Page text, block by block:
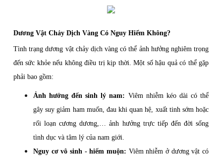
Dương Vật Chảy Dịch Vàng Có Nguy Hiểm Không?
Tình trạng dương vật chảy dịch vàng có thể ảnh hưởng nghiêm trọng
đến sức khỏe nếu không điều trị kịp thời. Một số hậu quả có thể gặp
phải bao gồm:
Ảnh hưởng đến sinh lý nam: Viêm nhiễm kéo dài có thể
gây suy giảm ham muốn, đau khi quan hệ, xuất tinh sớm hoặc
rối loạn cương dương,… ảnh hưởng trực tiếp đến đời sống
tình dục và tâm lý của nam giới.
Nguy cơ vô sinh - hiếm muộn: Viêm nhiễm ở dương vật có